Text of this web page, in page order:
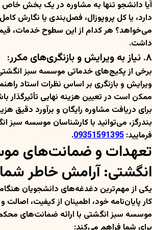
آیا دانشجو تنها به مشاوره در یک بخش خاص
دارد، یا کل پروپوزال، فصل‌بندی یا نگارش کامل
می‌خواهد؟ هر کدام از این سطوح خدمات،
داشت.
۸. نیاز به ویرایش و بازنگری‌های مکرر:
برخی از پکیج‌های خدماتی موسسه سبز
ویرایش و بازنگری بر اساس نظرات استاد
ممکن است در تعیین هزینه نهایی تأثیرگذار
برای دریافت مشاوره رایگان و برآورد دقیق
بندرگز، می‌توانید با کارشناسان موسسه
فرمایید: 09351591395
.
تعهدات و ضمانت‌های
انگشتی: آرامش خاطر شما
یکی از مهم‌ترین دغدغه‌های دانشجویان
کار پایان‌نامه خود، اطمینان از کیفیت،
موسسه سبز انگشتی با ارائه ضمانت‌های